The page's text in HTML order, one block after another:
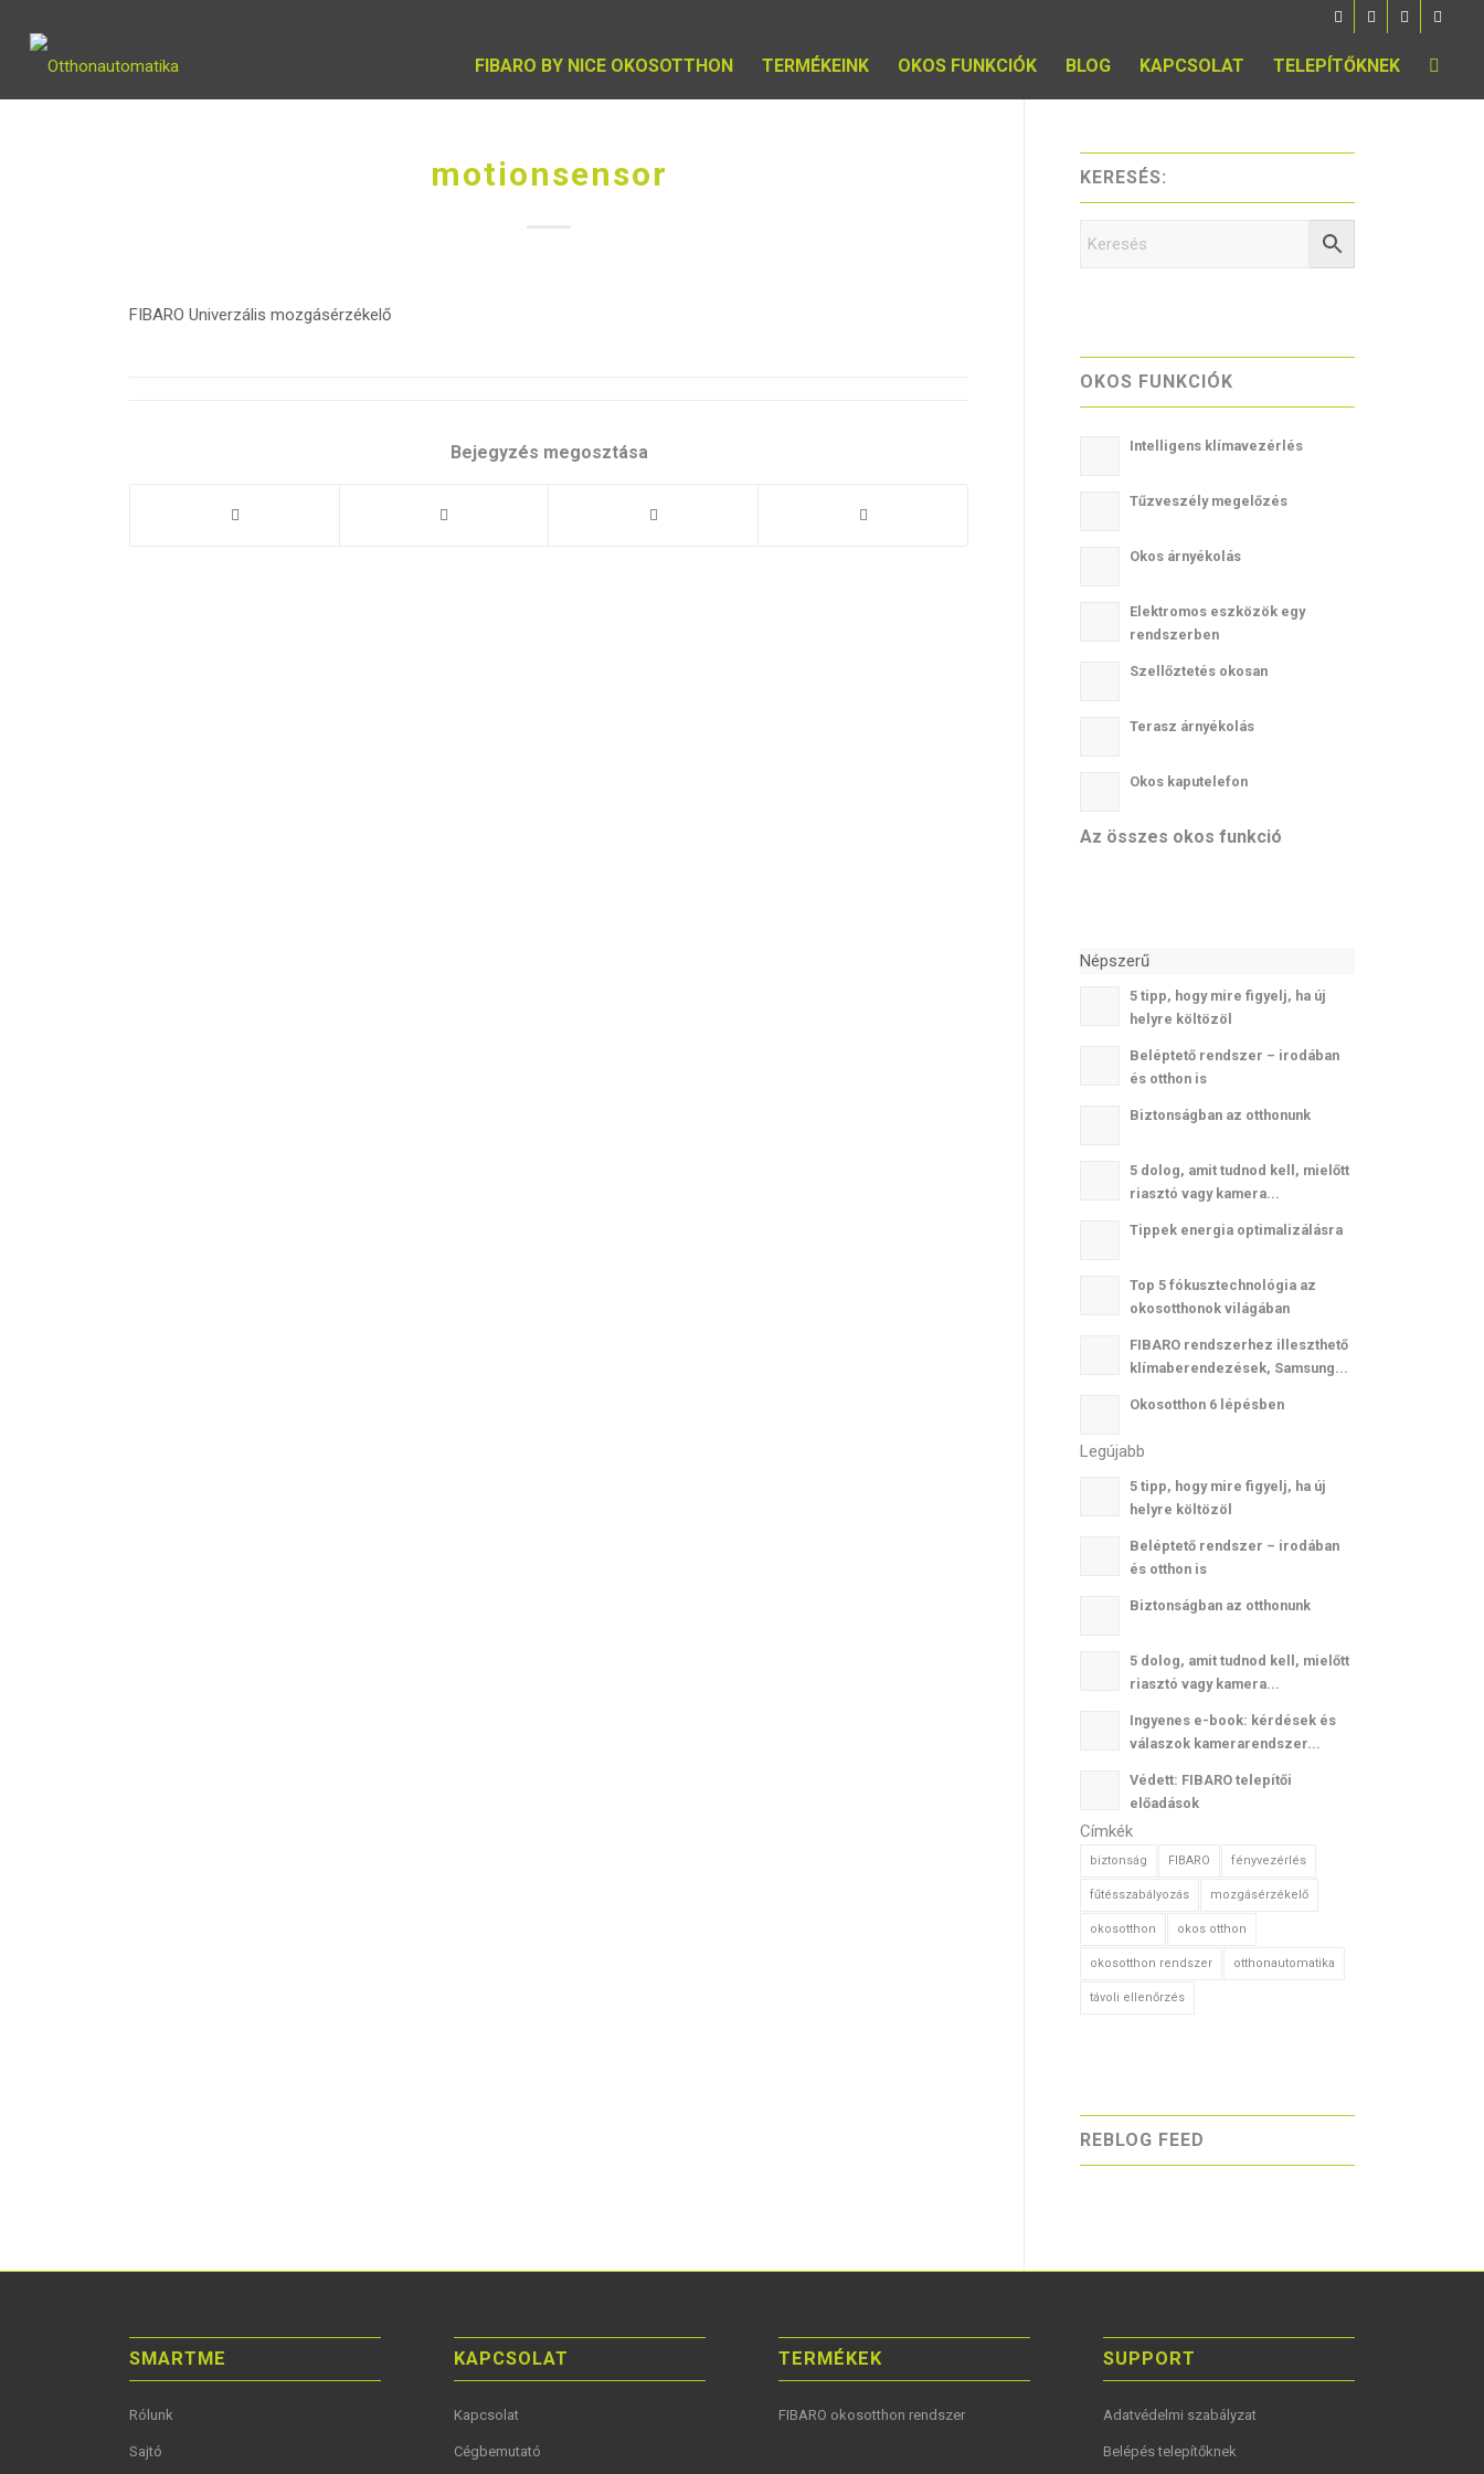
FIBARO BY NICE OKOSOTTHON TERMÉKEINK OKOS FUNKCIÓK BLOG KAPCSOLAT TELEPÍTŐKNEK
motionsensor
FIBARO Univerzális mozgásérzékelő
Bejegyzés megosztása
KERESÉS:
OKOS FUNKCIÓK
Intelligens klímavezérlés
Tűzveszély megelőzés
Okos árnyékolás
Elektromos eszközök egy
rendszerben
Szellőztetés okosan
Terasz árnyékolás
Okos kaputelefon
Az összes okos funkció
Népszerű
5 tipp, hogy mire figyelj, ha új
helyre költözöl
Beléptető rendszer – irodában
és otthon is
Biztonságban az otthonunk
5 dolog, amit tudnod kell, mielőtt
riasztó vagy kamera...
Tippek energia optimalizálásra
Top 5 fókusztechnológia az
okosotthonok világában
FIBARO rendszerhez illeszthető
klímaberendezések, Samsung...
Okosotthon 6 lépésben
Legújabb
5 tipp, hogy mire figyelj, ha új
helyre költözöl
Beléptető rendszer – irodában
és otthon is
Biztonságban az otthonunk
5 dolog, amit tudnod kell, mielőtt
riasztó vagy kamera...
Ingyenes e-book: kérdések és
válaszok kamerarendszer...
Védett: FIBARO telepítői
előadások
Címkék
biztonság FIBARO fényvezérlés
fűtésszabályozás mozgásérzékelő
okosotthon okos otthon
okosotthon rendszer otthonautomatika
távoli ellenőrzés
REBLOG FEED
SMARTME
Rólunk
Sajtó
KAPCSOLAT
Kapcsolat
Cégbemutató
TERMÉKEK
FIBARO okosotthon rendszer
SUPPORT
Adatvédelmi szabályzat
Belépés telepítőknek